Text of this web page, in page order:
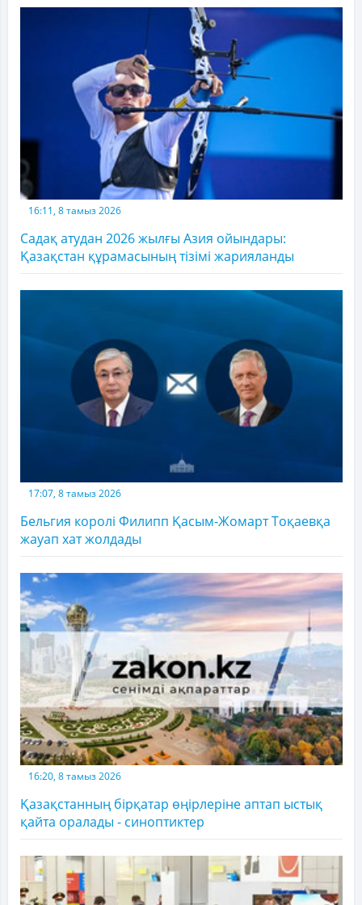
16:11, 8 тамыз 2026
Садақ атудан 2026 жылғы Азия ойындары:
Қазақстан құрамасының тізімі жарияланды
17:07, 8 тамыз 2026
Бельгия королі Филипп Қасым-Жомарт Тоқаевқа
жауап хат жолдады
16:20, 8 тамыз 2026
Қазақстанның бірқатар өңірлеріне аптап ыстық
қайта оралады - синоптиктер